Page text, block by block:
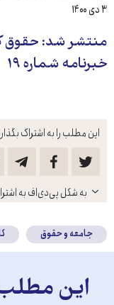
این مطلب را به اشتراک
باز
کنید
به شکل پی‌دی‌اف به
منتشر شد: حقوق
خبرنامه شماره ۱۹
۳ دی ۱۴۰۰
جامعه و حقوق
این